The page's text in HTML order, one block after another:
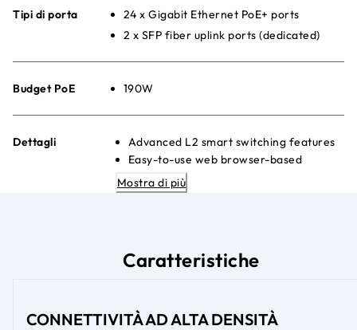
Tipi di porta
24 x Gigabit Ethernet PoE+ ports
2 x SFP fiber uplink ports (dedicated)
Budget PoE 190W
Dettagli
Advanced L2 smart switching features
Easy-to-use web browser-based
management GUI
Advanced per-Porta PoE controls
Ethernet (IEEE 802.3az) to maximize
Mostra di più
Caratteristiche
CONNETTIVITÀ AD ALTA DENSITÀ